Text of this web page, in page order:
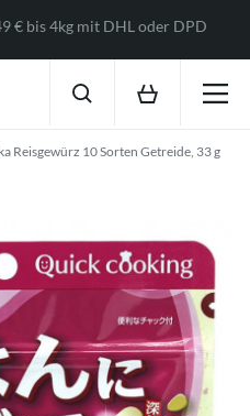
€ bis 4kg mit DHL oder DPD
Reisgewürz 10 Sorten Getreide, 33 g